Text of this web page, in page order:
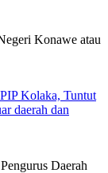
Konawe atau
Kolaka, Tuntut
daerah dan
Daerah